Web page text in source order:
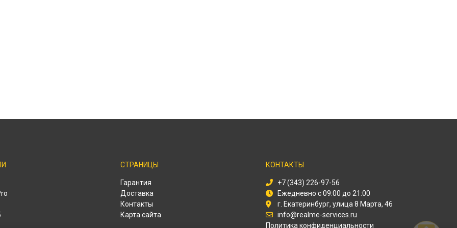
СТРАНИЦЫ
Гарантия
Доставка
Контакты
Карта сайта
КОНТАКТЫ
+7 (343) 226-97-56
Ежедневно с 09:00 до 21:00
г. Екатеринбург, улица 8 Марта, 46
info@realme-services.ru
Политика конфиденциальности